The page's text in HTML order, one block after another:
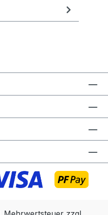
deinen Freunden zeigen
Whatsapp